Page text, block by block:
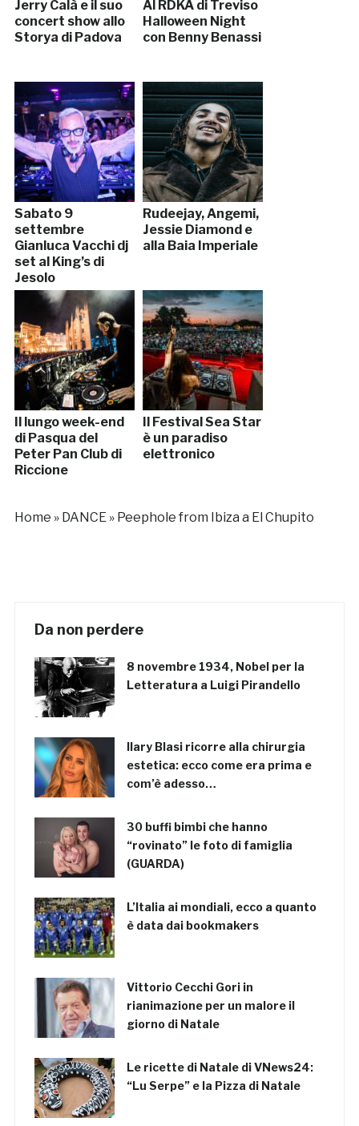
Jerry Calà e il suo
concert show allo
Storya di Padova
Al RDKA di Treviso
Halloween Night
con Benny Benassi
Sabato 9
settembre
Gianluca Vacchi dj
set al King’s di
Jesolo
Rudeejay, Angemi,
Jessie Diamond e
alla Baia Imperiale
Il lungo week-end
di Pasqua del
Peter Pan Club di
Riccione
Il Festival Sea Star
è un paradiso
elettronico
Home » DANCE» Peephole from Ibiza a El Chupito
Da non perdere
8 novembre 1934, Nobel per la
Letteratura a Luigi Pirandello
Ilary Blasi ricorre alla chirurgia
estetica: ecco come era prima e
com’è adesso…
30 buffi bimbi che hanno
“rovinato” le foto di famiglia
(GUARDA)
L’Italia ai mondiali, ecco a quanto
è data dai bookmakers
Vittorio Cecchi Gori in
rianimazione per un malore il
giorno di Natale
Le ricette di Natale di VNews24:
“Lu Serpe” e la Pizza di Natale